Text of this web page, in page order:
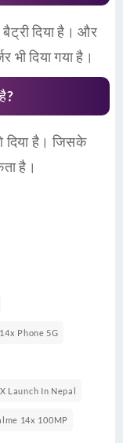
दिया है। और
दिया गया है।
है। जिसके
है।
Phone 5G
Launch In Nepal
14x 100MP